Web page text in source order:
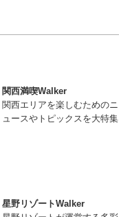
関西満喫Walker
関西エリアを楽しむためのニ
ュースやトピックスを大特集
星野リゾートWalker